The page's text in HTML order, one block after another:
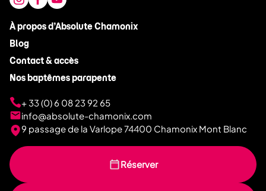
À propos d’Absolute Chamonix
Blog
Contact & accès
Nos baptêmes parapente
+ 33 (0) 6 08 23 92 65
info@absolute-chamonix.com
9 passage de la Varlope 74400 Chamonix Mont Blanc
Réserver